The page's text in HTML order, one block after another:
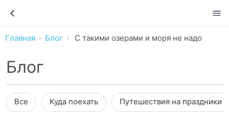
Главная Блог С такими озерами и моря не надо
Блог
Все Куда поехать Путешествия на праздники